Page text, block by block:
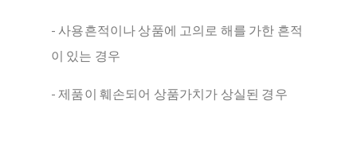
- 사용흔적이나 상품에 고의로 해를 가한 흔적
이 있는 경우
- 제품이 훼손되어 상품가치가 상실된 경우